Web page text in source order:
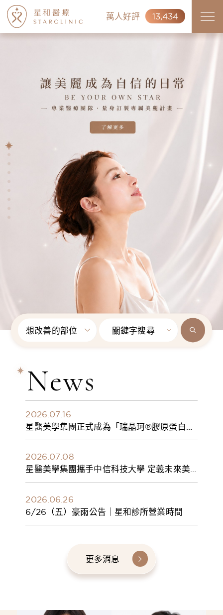
萬人好評 13,434
想改善的部位 關鍵字搜尋
News
2026.07.16
星醫美學集團正式成為「瑞晶珂®膠原蛋白植
入劑」台灣獨家總代理
2026.07.08
星醫美學集團攜手中信科技大學 定義未來美
學人才新標準 建構健康美學產學共育模式 串
2026.06.26
6/26（五）豪雨公告｜星和診所營業時間
更多消息